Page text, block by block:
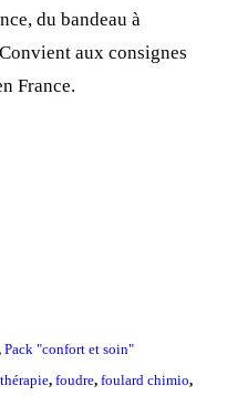
du bandeau à
aux consignes
France.
Pack "confort et soin"
,foudre,foulard chimio,